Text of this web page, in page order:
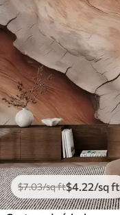
$7.03/sq ft$4 .22/sq ft